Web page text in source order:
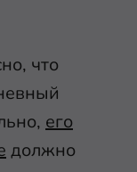
что
его
должно